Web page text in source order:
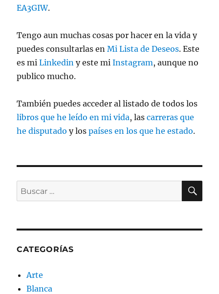
EA3GIW.
Tengo aun muchas cosas por hacer en la vida y
puedes consultarlas enMi Lista de Deseos. Este
es miLinkedin y este miInstagram, aunque no
publico mucho.
También puedes acceder al listado de todos los
libros que he leído en mi vida, lascarreras que
he disputado y lospaíses en los que he estado.
Buscar
por:
CATEGORÍAS
Arte
Blanca